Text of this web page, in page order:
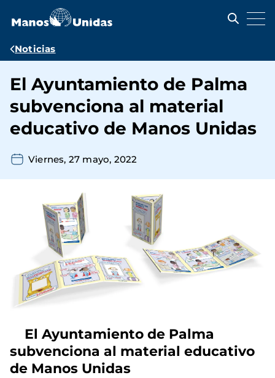
contenido
Ruta
navegación
Noticias
El Ayuntamiento de Palma
subvenciona al material
educativo de Manos Unidas
Viernes, 27 mayo, 2022
El Ayuntamiento de Palma
subvenciona al material educativo
de Manos Unidas